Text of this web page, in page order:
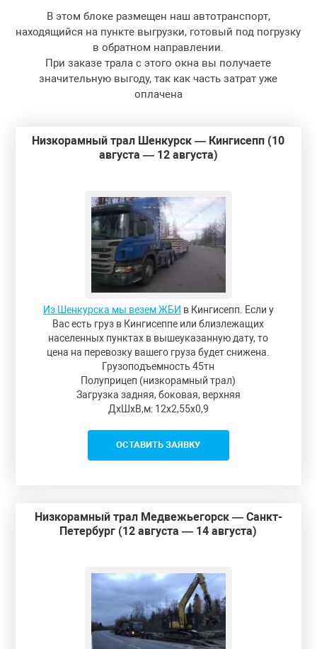
В этом блоке размещен наш автотранспорт,
находящийся на пункте выгрузки, готовый под погрузку
в обратном направлении.
При заказе трала с этого окна вы получаете
значительную выгоду, так как часть затрат уже
оплачена
Низкорамный трал Шенкурск — Кингисепп (10
августа — 12 августа)
Из Шенкурска мы везем ЖБИ в Кингисепп. Если у
Вас есть груз в Кингисеппе или близлежащих
населенных пунктах в вышеуказанную дату, то
цена на перевозку вашего груза будет снижена.
Грузоподъемность 45тн
Полуприцеп (низкорамный трал)
Загрузка задняя, боковая, верхняя
ДxШxВ,м: 12x2,55x0,9
ОСТАВИТЬ ЗАЯВКУ
Низкорамный трал Медвежьегорск — Санкт-
Петербург (12 августа — 14 августа)